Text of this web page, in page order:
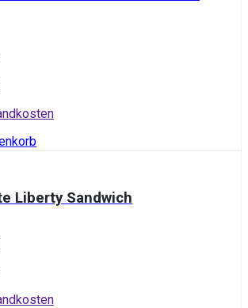
Liberty Sandwich